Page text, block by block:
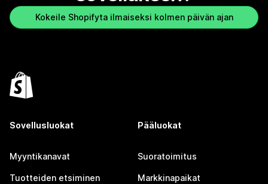
Kokeile Shopifyta ilmaiseksi kolmen päivän ajan
Sovellusluokat
Myyntikanavat
Tuotteiden etsiminen
Pääluokat
Suoratoimitus
Markkinapaikat